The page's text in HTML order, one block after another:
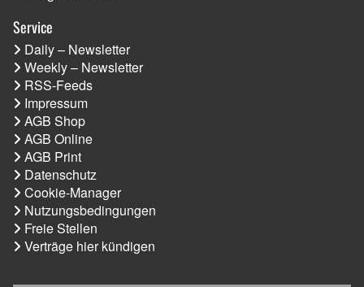
Service
Daily – Newsletter
Weekly – Newsletter
RSS-Feeds
Impressum
AGB Shop
AGB Online
AGB Print
Datenschutz
Cookie-Manager
Nutzungsbedingungen
Freie Stellen
Verträge hier kündigen